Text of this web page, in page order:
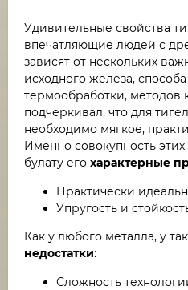
Удивительные свойства
впечатляющие людей с
зависят от нескольких
исходного железа,
термообработки, методов
подчеркивал, что для
необходимо мягкое,
Именно совокупность
булату его характерные
Практически
Упругость и
Как у любого металла, у
недостатки:
Сложность